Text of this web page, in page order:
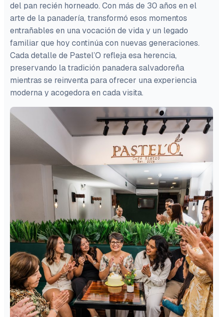
del pan recién horneado. Con más de 30 años en el
arte de la panadería, transformó esos momentos
entrañables en una vocación de vida y un legado
familiar que hoy continúa con nuevas generaciones.
Cada detalle de Pastel’O refleja esa herencia,
preservando la tradición panadera salvadoreña
mientras se reinventa para ofrecer una experiencia
moderna y acogedora en cada visita.